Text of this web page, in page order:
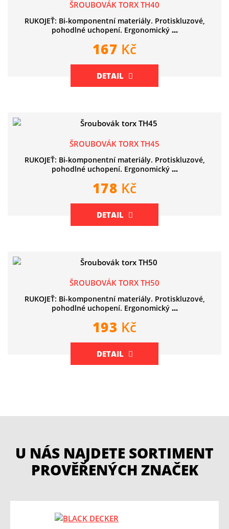
ŠROUBOVÁK TORX TH40
RUKOJEŤ: Bi-komponentní materiály. Protiskluzové,
pohodlné uchopení. Ergonomický ...
167 Kč
DETAIL
ŠROUBOVÁK TORX TH45
RUKOJEŤ: Bi-komponentní materiály. Protiskluzové,
pohodlné uchopení. Ergonomický ...
178 Kč
DETAIL
ŠROUBOVÁK TORX TH50
RUKOJEŤ: Bi-komponentní materiály. Protiskluzové,
pohodlné uchopení. Ergonomický ...
193 Kč
DETAIL
U NÁS NAJDETE SORTIMENT
PROVĚŘENÝCH ZNAČEK